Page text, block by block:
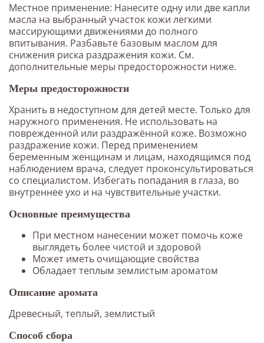
Местное применение: Нанесите одну или две капли
масла на выбранный участок кожи легкими
массирующими движениями до полного
впитывания. Разбавьте базовым маслом для
снижения риска раздражения кожи. См.
дополнительные меры предосторожности ниже.
Меры предосторожности
Хранить в недоступном для детей месте. Только для
наружного применения. Не использовать на
поврежденной или раздражённой коже. Возможно
раздражение кожи. Перед применением
беременным женщинам и лицам, находящимся под
наблюдением врача, следует проконсультироваться
со специалистом. Избегать попадания в глаза, во
внутреннее ухо и на чувствительные участки.
Основные преимущества
При местном нанесении может помочь коже
выглядеть более чистой и здоровой
Может иметь очищающие свойства
Обладает теплым землистым ароматом
Описание аромата
Древесный, теплый, землистый
Способ сбора